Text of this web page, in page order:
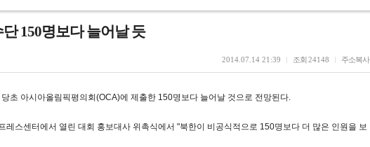
150명보다 늘어날 듯
2014.07.14 21:39 조회24148 주소복사
초 아시아올림픽평의회(OCA)에 제출한 150명보다 늘어날 것으로 전망된다.
스센터에서 열린 대회 홍보대사 위촉식에서 "북한이 비공식적으로 150명보다 더 많은 인원을 보